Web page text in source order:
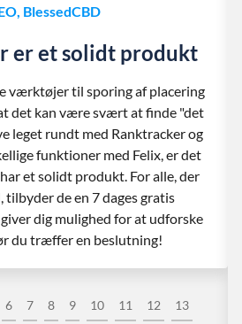
6 7 8 9 10 11 12 13
BlessedCBD
er et solidt produkt
værktøjer til sporing af placering
det kan være svært at finde "det
leget rundt med Ranktracker og
funktioner med Felix, er det
et solidt produkt. For alle, der
tilbyder de en 7 dages gratis
dig mulighed for at udforske
du træffer en beslutning!